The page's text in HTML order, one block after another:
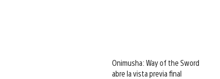
Onimusha: Way of the Sword
abre la vista previa final